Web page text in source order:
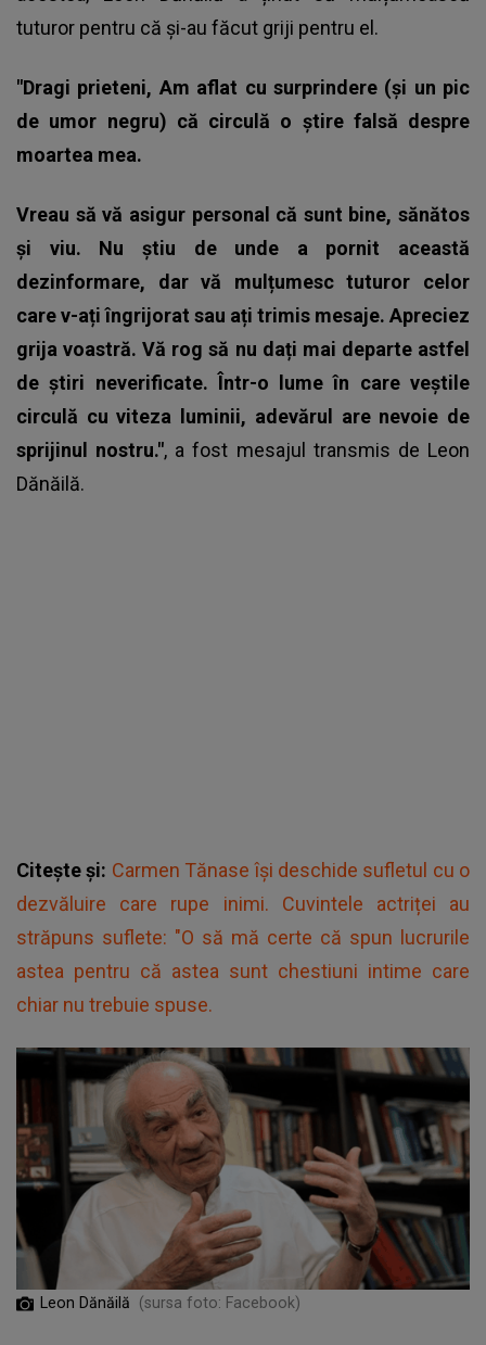
tuturor pentru că și-au făcut griji pentru el.
"Dragi prieteni, Am aflat cu surprindere (și un pic
de umor negru) că circulă o știre falsă despre
moartea mea.
Vreau să vă asigur personal că sunt bine, sănătos
și viu. Nu știu de unde a pornit această
dezinformare, dar vă mulțumesc tuturor celor
care v-ați îngrijorat sau ați trimis mesaje. Apreciez
grija voastră.Vă rog să nu dați mai departe astfel
de știri neverificate. Într-o lume în care veștile
circulă cu viteza luminii, adevărul are nevoie de
sprijinul nostru.", a fost mesajul transmis de Leon
Dănăilă.
Citește și: Carmen Tănase își deschide sufletul cu o
dezvăluire care rupe inimi. Cuvintele actriței au
străpuns suflete: "O să mă certe că spun lucrurile
astea pentru că astea sunt chestiuni intime care
chiar nu trebuie spuse.
Leon Dănăilă (sursa foto: Facebook)